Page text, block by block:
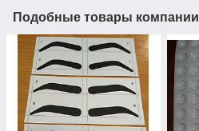
Подобные товары компании